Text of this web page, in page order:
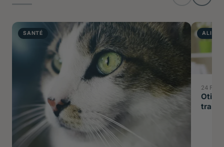
SANTÉ
24 Feb
Otite